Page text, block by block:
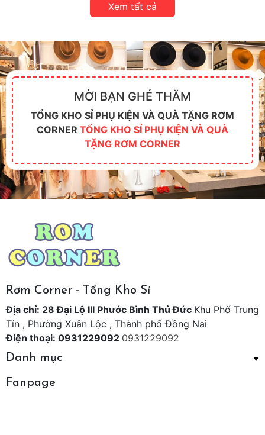
Xem tất cả
MỜI BẠN GHÉ THĂM
TỔNG KHO SỈ PHỤ KIỆN VÀ QUÀ TẶNG RƠM
CORNER TỔNG KHO SỈ PHỤ KIỆN VÀ QUÀ
TẶNG RƠM CORNER
Rơm Corner - Tổng Kho Sỉ
Địa chỉ: 28 Đại Lộ III Phước Bình Thủ Đức Khu Phố Trung
Tín , Phường Xuân Lộc , Thành phố Đồng Nai
Điện thoại: 0931229092 0931229092
Danh mục
Fanpage